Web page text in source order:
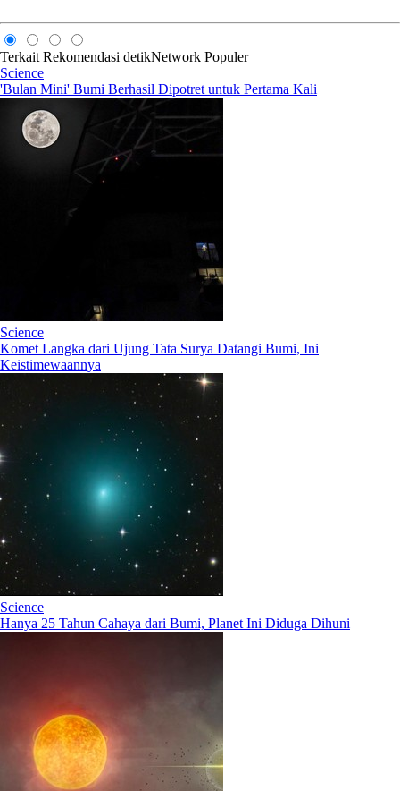
Terkait Rekomendasi detikNetwork Populer
Science
'Bulan Mini' Bumi Berhasil Dipotret untuk Pertama Kali
Science
Komet Langka dari Ujung Tata Surya Datangi Bumi, Ini
Keistimewaannya
Science
Hanya 25 Tahun Cahaya dari Bumi, Planet Ini Diduga Dihuni